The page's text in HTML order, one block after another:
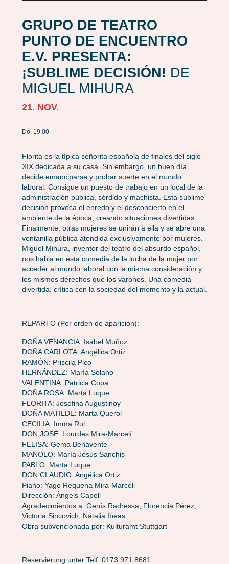
GRUPO DE TEATRO
PUNTO DE ENCUENTRO
E.V. PRESENTA:
¡SUBLIME DECISIÓN! DE
MIGUEL MIHURA
21. NOV.
Do, 19:00
Florita es la típica señorita española de finales del siglo
XIX dedicada a su casa. Sin embargo, un buen día
decide emanciparse y probar suerte en el mundo
laboral. Consigue un puesto de trabajo en un local de la
administración pública, sórdido y machista. Esta sublime
decisión provoca el enredo y el desconcierto en el
ambiente de la época, creando situaciones divertidas.
Finalmente, otras mujeres se unirán a ella y se abre una
ventanilla pública atendida exclusivamente por mujeres.
Miguel Mihura, inventor del teatro del absurdo español,
nos habla en esta comedia de la lucha de la mujer por
acceder al mundo laboral con la misma consideración y
los mismos derechos que los varones. Una comedia
divertida, crítica con la sociedad del momento y la actual.
REPARTO (Por orden de aparición):
DOÑA VENANCIA: Isabel Muñoz
DOÑA CARLOTA: Angélica Ortiz
RAMÓN: Priscila Pico
HERNÁNDEZ: María Solano
VALENTINA: Patricia Copa
DOÑA ROSA: Marta Luque
FLORITA: Josefina Augustinoy
DOÑA MATILDE: Marta Querol
CECILIA: Imma Rul
DON JOSÉ: Lourdes Mira-Marcelí
FELISA: Gema Benavente
MANOLO: María Jesús Sanchis
PABLO: Marta Luque
DON CLAUDIO: Angélica Ortiz
Piano: Yago Requena Mira-Marceli
Dirección: Àngels Capell
Agradecimientos a: Genís Radressa, Florencia Pérez,
Victoria Sincovich, Natalia Ibeas
Obra subvencionada por: Kulturamt Stuttgart
Reservierung unter Telf. 0173 971 8681